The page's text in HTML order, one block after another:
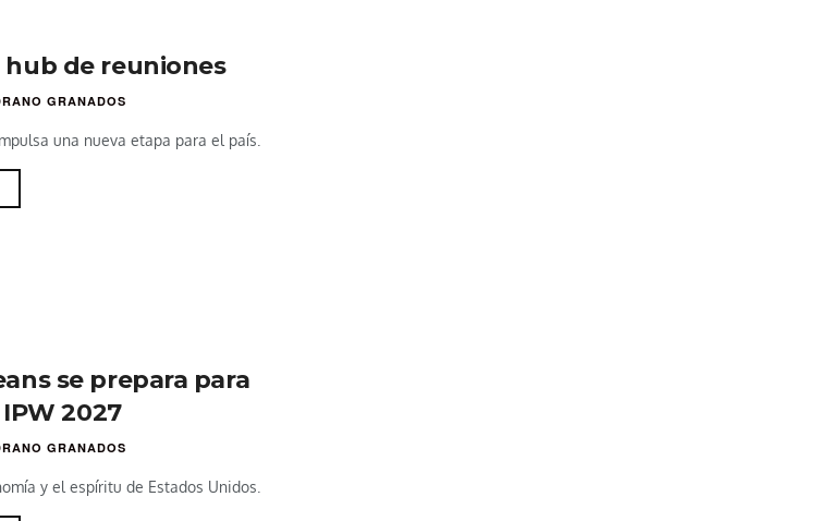
hub de reuniones
GRANADOS
una nueva etapa para el país.
se prepara para
2027
GRANADOS
y el espíritu de Estados Unidos.